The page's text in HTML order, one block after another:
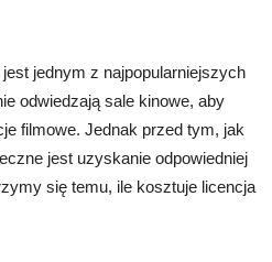
jednym z najpopularniejszych
odwiedzają sale kinowe, aby
filmowe. Jednak przed tym, jak
jest uzyskanie odpowiedniej
się temu, ile kosztuje licencja